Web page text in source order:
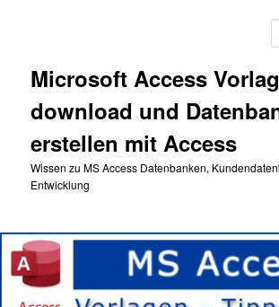
Microsoft Access
download und
erstellen mit Access
Wissen zu MS Access Datenbanken,
Entwicklung